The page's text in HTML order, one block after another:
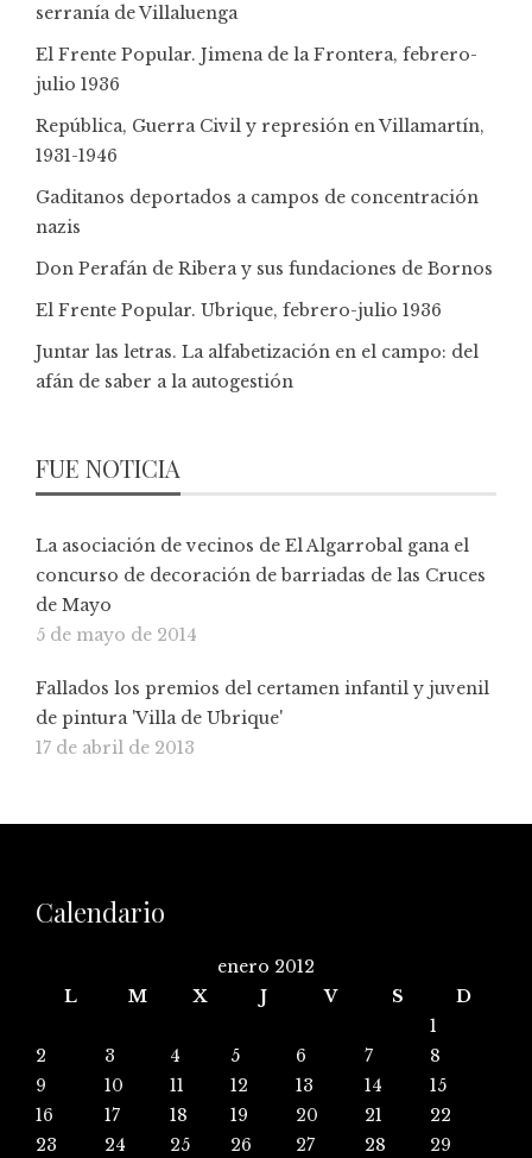
serranía de Villaluenga
El Frente Popular. Jimena de la Frontera, febrero-
julio 1936
República, Guerra Civil y represión en Villamartín,
1931-1946
Gaditanos deportados a campos de concentración
nazis
Don Perafán de Ribera y sus fundaciones de Bornos
El Frente Popular. Ubrique, febrero-julio 1936
Juntar las letras. La alfabetización en el campo: del
afán de saber a la autogestión
FUE NOTICIA
La asociación de vecinos de El Algarrobal gana el
concurso de decoración de barriadas de las Cruces
de Mayo
5 de mayo de 2014
Fallados los premios del certamen infantil y juvenil
de pintura 'Villa de Ubrique'
17 de abril de 2013
Calendario
enero 2012
L
M X J V S
D
1
2
3 4 5 6 7
8
9
10 11 12 13 14
15
16
17 18 19 20 21
22
23
24 25 26 27 28
29